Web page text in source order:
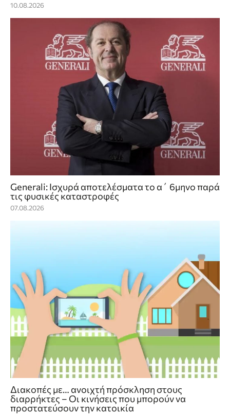
10.08.2026
Generali: Ισχυρά αποτελέσματα το α΄ 6μηνο παρά
τις φυσικές καταστροφές
07.08.2026
Διακοπές με… ανοιχτή πρόσκληση στους
διαρρήκτες – Οι κινήσεις που μπορούν να
προστατεύσουν την κατοικία